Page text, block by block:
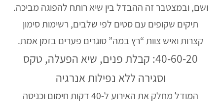
ושם, ובמצטבר זה ההבדל בין שיא רותח להפוגה מביכה.
תיקים שקופים עם סטים לפי שלבים, רשימות סימון
קצרות ואיש צוות “רץ במה” סוגרים פערים בזמן אמת.
40-60-20: קבלת פנים, שיא הפעלה, טקס
וסגירה ללא נפילות אנרגיה
המודל מחלק את האירוע ל-40 דקות חימום וכניסה